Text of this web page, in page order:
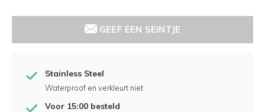
GEEF EEN SEINTJE
Stainless Steel
Waterproof en verkleurt niet
Voor 15:00 besteld